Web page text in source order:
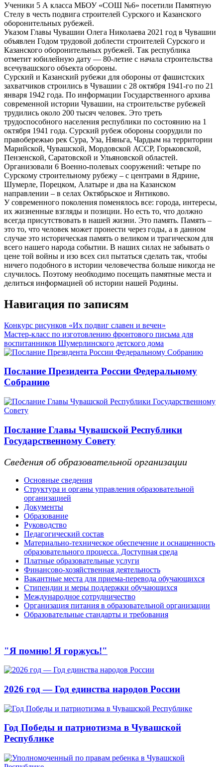
Ученики 5 А класса МБОУ «СОШ №6» посетили Памятную
Стелу в честь подвига строителей Сурского и Казанского
оборонительных рубежей.
Указом Главы Чувашии Олега Николаева 2021 год в Чувашии
объявлен Годом трудовой доблести строителей Сурского и
Казанского оборонительных рубежей. Так республика
отметит юбилейную дату — 80-летие с начала строительства
всечувашского объекта обороны.
Сурский и Казанский рубежи для обороны от фашистских
захватчиков строились в Чувашии с 28 октября 1941-го по 21
января 1942 года. По информации Государственного архива
современной истории Чувашии, на строительстве рубежей
трудились около 200 тысяч человек. Это треть
трудоспособного населения республики по состоянию на 1
октября 1941 года. Сурский рубеж обороны соорудили по
правобережью рек Сура, Уза, Няньга, Чардым на территории
Марийской, Чувашской, Мордовской АССР, Горьковской,
Пензенской, Саратовской и Ульяновской областей.
Организовали 6 Военно-полевых сооружений: четыре по
Сурскому строительному рубежу – с центрами в Ядрине,
Шумерле, Порецком, Алатыре и два на Казанском
направлении – в селах Октябрьское и Янтиково.
У современного поколения поменялось все: города, интересы,
их жизненные взгляды и позиции. Но есть то, что должно
всегда присутствовать в нашей жизни. Это память. Память –
это то, что человек может пронести через годы, а в данном
случае это историческая память о великом и трагическом для
всего нашего народа событии. В наших силах не забывать о
цене той войны и изо всех сил пытаться сделать так, чтобы
ничего подобного в истории человечества больше никогда не
случилось. Поэтому необходимо посещать памятные места и
делиться информацией об истории нашей Родины.
Навигация по записям
Конкурс рисунков «Их подвиг славен и вечен»
Мастер-класс по изготовлению фронтового письма для
воспитанников Шумерлинского детского дома
Послание Президента России Федеральному
Собранию
Послание Главы Чувашской Республики
Государственному Совету
Сведения об образовательной организации
Основные сведения
Структура и органы управления образовательной
организацией
Документы
Образование
Руководство
Педагогический состав
Материально-техническое обеспечение и оснащенность
образовательного процесса. Доступная среда
Платные образовательные услуги
Финансово-хозяйственная деятельность
Вакантные места для приема-перевода обучающихся
Стипендии и меры поддержки обучающихся
Международное сотрудничество
Организация питания в образовательной организации
Образовательные стандарты и требования
"Я помню! Я горжусь!"
2026 год — Год единства народов России
Год Победы и патриотизма в Чувашской
Республике